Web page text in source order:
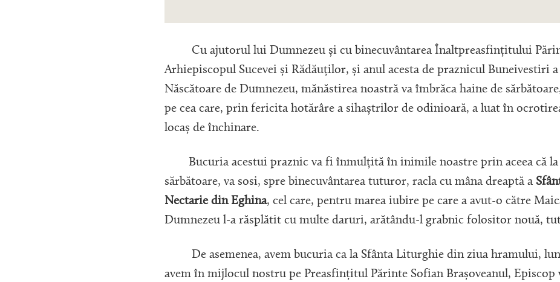
Cu ajutorul lui Dumnezeu și cu binecuvântarea Înaltpreasfințitului
Arhiepiscopul Sucevei și Rădăuților, și anul acesta de praznicul Buneivestiri
Născătoare de Dumnezeu, mănăstirea noastră va îmbrăca haine de
pe cea care, prin fericita hotărâre a sihaștrilor de odinioară, a luat în
locaș de închinare.
Bucuria acestui praznic va fi înmulțită în inimile noastre prin aceea că la
sărbătoare, va sosi, spre binecuvântarea tuturor, racla cu mâna dreaptă a
Nectarie din Eghina, cel care, pentru marea iubire pe care a avut-o către
Dumnezeu l-a răsplătit cu multe daruri, arătându-l grabnic folositor nouă,
De asemenea, avem bucuria ca la Sfânta Liturghie din ziua hramului,
avem în mijlocul nostru pe Preasfințitul Părinte Sofian Brașoveanul, Episcop